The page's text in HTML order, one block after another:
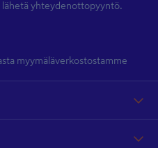
lähetä yhteydenottopyyntö.
myymäläverkostostamme